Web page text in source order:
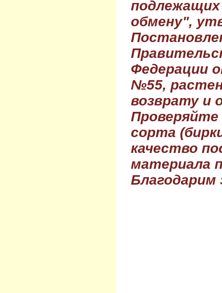
обмену",
Федерации
№55,
возврату и
Проверяйте
сорта
качество
материала
Благодарим